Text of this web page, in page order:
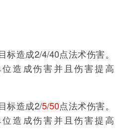
造成2/4/40点法术伤害。
造成伤害并且伤害提高
标造成2/5/50点法术伤害。
造成伤害并且伤害提高